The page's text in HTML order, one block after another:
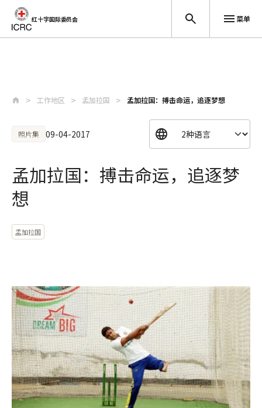
红十字国际委员会 菜单
工作地区 孟加拉国 孟加拉国：搏击命运，追逐梦想
照片集 09-04-2017
孟加拉国：搏击命运，追逐梦
想
孟加拉国